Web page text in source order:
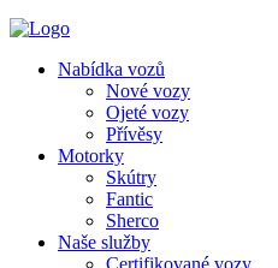
Nabídka vozů
Nové vozy
Ojeté vozy
Přívěsy
Motorky
Skútry
Fantic
Sherco
Naše služby
Certifikované vozy